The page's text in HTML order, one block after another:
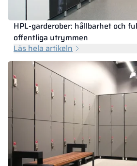
HPL-garderober: hållbarhet och
offentliga utrymmen
Läs hela artikeln